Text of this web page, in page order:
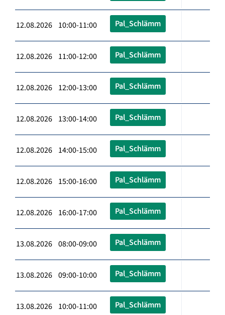
12.08.2026 10:00-11:00 Pal_Schlämm
12.08.2026 11:00-12:00 Pal_Schlämm
12.08.2026 12:00-13:00 Pal_Schlämm
12.08.2026 13:00-14:00 Pal_Schlämm
12.08.2026 14:00-15:00 Pal_Schlämm
12.08.2026 15:00-16:00 Pal_Schlämm
12.08.2026 16:00-17:00 Pal_Schlämm
13.08.2026 08:00-09:00 Pal_Schlämm
13.08.2026 09:00-10:00 Pal_Schlämm
13.08.2026 10:00-11:00 Pal_Schlämm